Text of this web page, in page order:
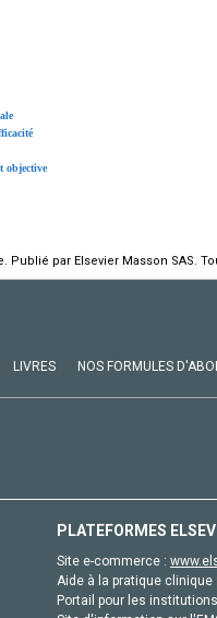
objective
par Elsevier Masson SAS.
LIVRES NOS FORMULES
PLATEFORMES
Site e-commerce :
Aide à la pratique clinique :
Portail pour les